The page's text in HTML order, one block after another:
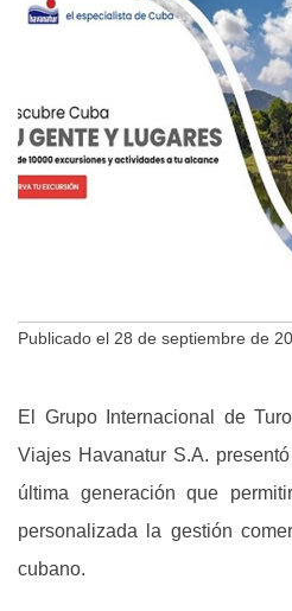
Publicado el 28 de septiembre de
El Grupo Internacional de
Viajes Havanatur S.A.
última generación que
personalizada la gestión
cubano.